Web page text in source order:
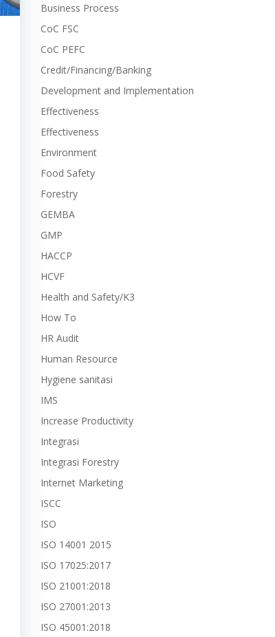
Business Process
CoC FSC
CoC PEFC
Credit/Financing/Banking
Development and Implementation
Effectiveness
Effectiveness
Environment
Food Safety
Forestry
GEMBA
GMP
HACCP
HCVF
Health and Safety/K3
How To
HR Audit
Human Resource
Hygiene sanitasi
IMS
Increase Productivity
Integrasi
Integrasi Forestry
Internet Marketing
ISCC
ISO
ISO 14001 2015
ISO 17025:2017
ISO 21001:2018
ISO 27001:2013
ISO 45001:2018